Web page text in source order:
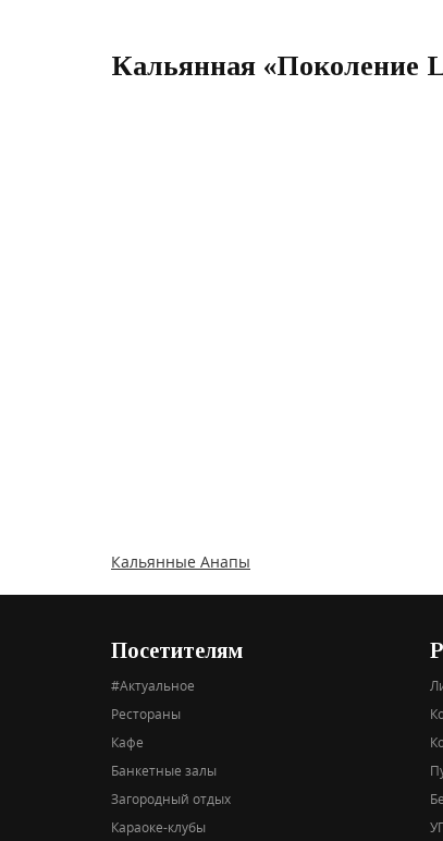
Кальянная «Поколение
Кальянные Анапы
Посетителям
#Актуальное
Рестораны
Кафе
Банкетные залы
Загородный отдых
Караоке-клубы